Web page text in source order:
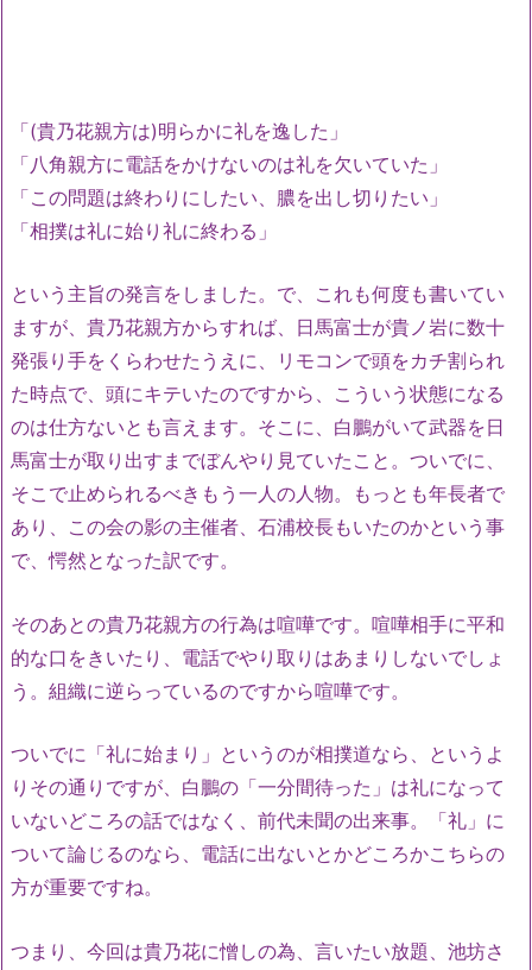
「(貴乃花親方は)明らかに礼を逸した」
「八角親方に電話をかけないのは礼を欠いていた」
「この問題は終わりにしたい、膿を出し切りたい」
「相撲は礼に始り礼に終わる」
という主旨の発言をしました。で、これも何度も書いてい
ますが、貴乃花親方からすれば、日馬富士が貴ノ岩に数十
発張り手をくらわせたうえに、リモコンで頭をカチ割られ
た時点で、頭にキテいたのですから、こういう状態になる
のは仕方ないとも言えます。そこに、白鵬がいて武器を日
馬富士が取り出すまでぼんやり見ていたこと。ついでに、
そこで止められるべきもう一人の人物。もっとも年長者で
あり、この会の影の主催者、石浦校長もいたのかという事
で、愕然となった訳です。
そのあとの貴乃花親方の行為は喧嘩です。喧嘩相手に平和
的な口をきいたり、電話でやり取りはあまりしないでしょ
う。組織に逆らっているのですから喧嘩です。
ついでに「礼に始まり」というのが相撲道なら、というよ
りその通りですが、白鵬の「一分間待った」は礼になって
いないどころの話ではなく、前代未聞の出来事。「礼」に
ついて論じるのなら、電話に出ないとかどころかこちらの
方が重要ですね。
つまり、今回は貴乃花に憎しの為、言いたい放題、池坊さ